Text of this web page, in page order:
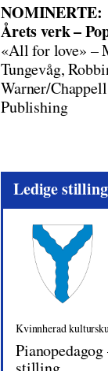
NOMINERTE:
Årets verk –
«All for love» –
Tungevåg,
Warner/
Publishing
Ledige
Kvinnherad